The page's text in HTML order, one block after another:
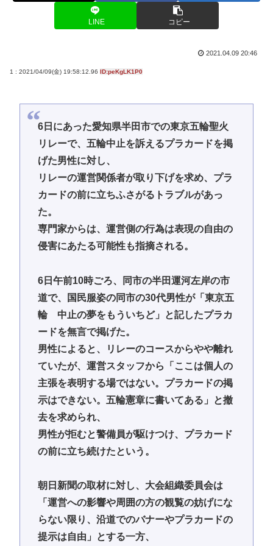
LINE コピー
2021.04.09 20:46
1 : 2021/04/09(金) 19:58:12.96 ID:peKgLK1P0
6日にあった愛知県半田市での東京五輪聖火
リレーで、五輪中止を訴えるプラカードを掲
げた男性に対し、
リレーの運営関係者が取り下げを求め、プラ
カードの前に立ちふさがるトラブルがあっ
た。
専門家からは、運営側の行為は表現の自由の
侵害にあたる可能性も指摘される。
6日午前10時ごろ、同市の半田運河左岸の市
道で、国民服姿の同市の30代男性が「東京五
輪 中止の夢をもういちど」と記したプラカ
ードを無言で掲げた。
男性によると、リレーのコースからやや離れ
ていたが、運営スタッフから「ここは個人の
主張を表明する場ではない。プラカードの掲
示はできない。五輪憲章に書いてある」と撤
去を求められ、
男性が拒むと警備員が駆けつけ、プラカード
の前に立ち続けたという。
朝日新聞の取材に対し、大会組織委員会は
「運営への影響や周囲の方の観覧の妨げにな
らない限り、沿道でのバナーやプラカードの
提示は自由」とする一方、